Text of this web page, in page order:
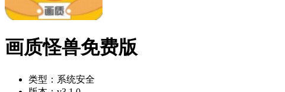
画质怪兽免费版
类型： 系统安全